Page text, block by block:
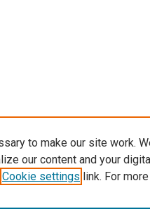
to make our site work.
our content and your
Cookie settings link. For